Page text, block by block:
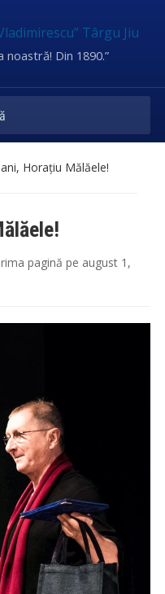
Din 1890.”
Horațiu Mălăele!
pagină pe august 1,